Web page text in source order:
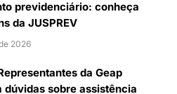
previdenciário: conheça
da JUSPREV
2026
da Geap
dúvidas sobre assistência